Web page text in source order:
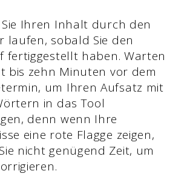
Sie Ihren Inhalt durch den
laufen, sobald Sie den
fertiggestellt haben. Warten
bis zehn Minuten vor dem
um Ihren Aufsatz mit
in das Tool
denn wenn Ihre
eine rote Flagge zeigen,
nicht genügend Zeit, um